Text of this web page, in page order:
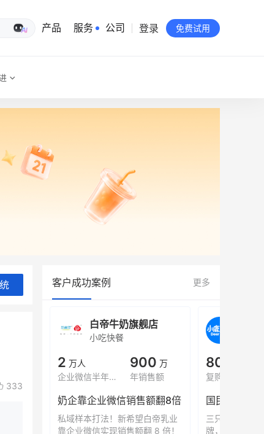
生意专家
产品 服务 公司
有赞公益
站点地图
登录 免费试用
333
客户成功案例 更多
万生
白帝牛奶旗舰店
小吃快餐
2 万人
企业微信半年拉新
900 万
年销售额
奶企靠企业微信销售额翻8倍
私域样本打法！新希望白帝乳业
靠企业微信实现销售额翻 8 倍！
80%
复购率
国民品牌副
三只松鼠旗下
牌，22天便拿